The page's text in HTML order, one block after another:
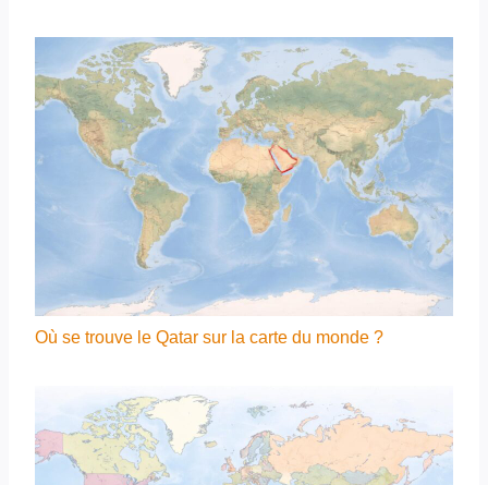
Où se trouve le Qatar sur la carte du monde ?